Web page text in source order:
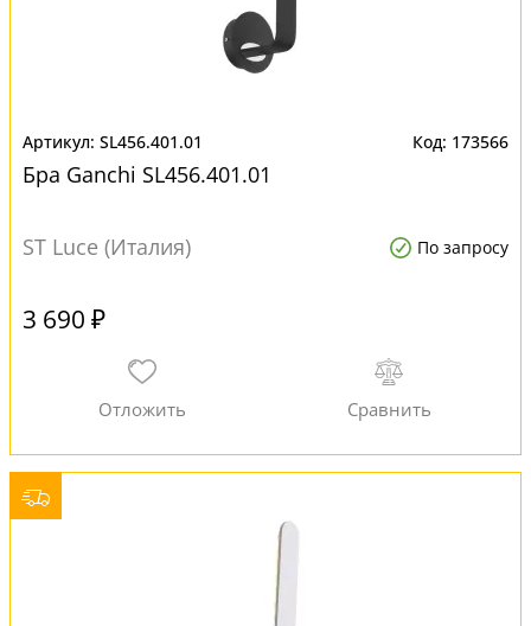
SL456.401.01 173566
Бра Ganchi SL456.401.01
ST Luce (Италия) По запросу
3 690 ₽